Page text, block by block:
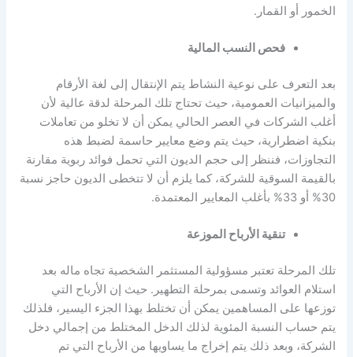
الخمور أو القمار.
فحص النسب المالية
بعد التعرف على نوعية النشاط يتم الإنتقال إلى لغة الأرقام
والميزانيات العمومية، حيث تحتاج تلك المرحلة لدقة عالية لأن
أغلب الشركات في العصر الحالي يمكن أن لا تخلو من تعاملات
بنكية اضطرارية، حيث يتم وضع معايير حاسمة لضبط هذه
التجاوزات، فننظر إلى حجم الديون التي تحمل فوائد ربوية مقارنة
بالقيمة السوقية للشركة، كما يلزم أن لا تتخطى الديون حاجز نسبة
30% أو 33% بأغلب المعايير المعتمدة.
تنقية الأرباح الموزعة
تلك المرحلة تعتبر مسؤولية المستثمر الشخصية تجاه ماله بعد
استلام العوائد وتسمى بمرحلة التطهير. حيث إن الأرباح التي
توزعها على المساهمين يمكن أن تختلط بهذا الجزء اليسير، فلذلك
يتم حساب النسبة المئوية لذلك الدخل المختلط من إجمالي دخل
الشركة، وبعد ذلك يتم إخراج ما يساويها من الأرباح التي تم